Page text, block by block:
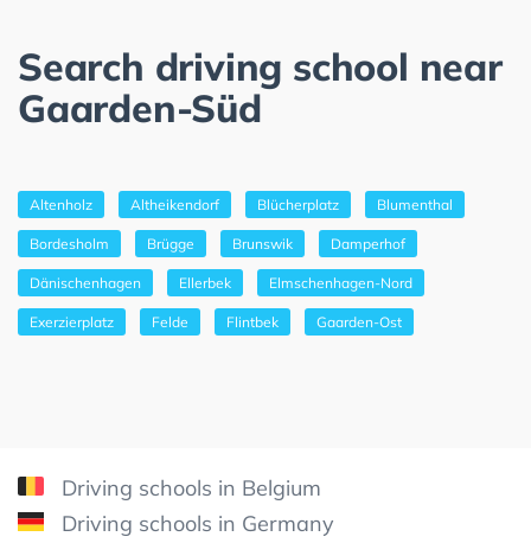
Search driving school near
Gaarden-Süd
Altenholz Altheikendorf Blücherplatz Blumenthal
Bordesholm Brügge Brunswik Damperhof
Dänischenhagen Ellerbek Elmschenhagen-Nord
Exerzierplatz Felde Flintbek Gaarden-Ost
Driving schools in Belgium
Driving schools in Germany